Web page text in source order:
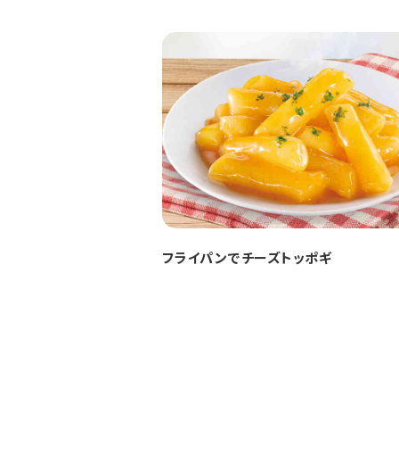
フライパンでチーズトッポギ